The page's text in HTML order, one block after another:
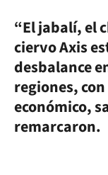
“El jabalí, el
ciervo Axis
desbalance
regiones,
económico,
remarcaron.